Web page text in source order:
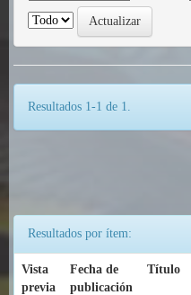
Resultados 1-1 de 1.
Resultados por ítem:
Vista
previa
Fecha de
publicación
Título